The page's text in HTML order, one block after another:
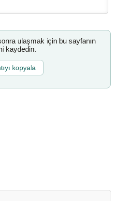
ulaşmak için bu sayfanın
kaydedin.
kopyala